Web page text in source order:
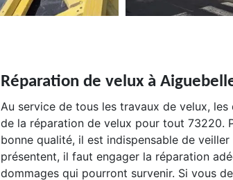
Réparation de velux à
Au service de tous les travaux de velux,
de la réparation de velux pour tout 73220.
bonne qualité, il est indispensable de
présentent, il faut engager la réparation
dommages qui pourront survenir. Si vous